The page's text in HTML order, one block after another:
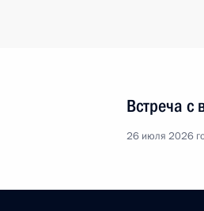
Встреча
26 июля 2026